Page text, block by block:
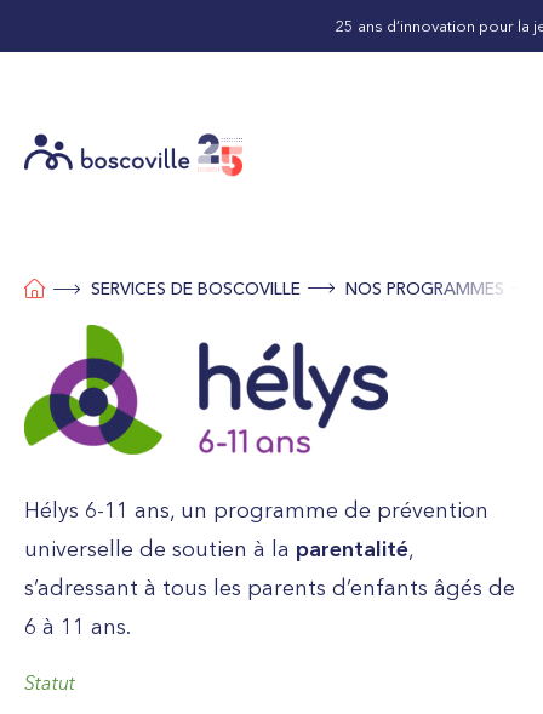
25 ans d’innovation pour la
SERVICES DE BOSCOVILLE NOS PROGRAMMES
Hélys 6-11 ans, un programme de prévention
universel le de soutien à la parentalité,
s’adressant à tous les parents d’enfants âgés de
6 à 11 ans.
Statut